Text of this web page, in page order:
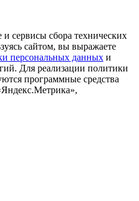
сервисы сбора технических
сайтом, вы выражаете
персональных данных и
Для реализации политики
программные средства